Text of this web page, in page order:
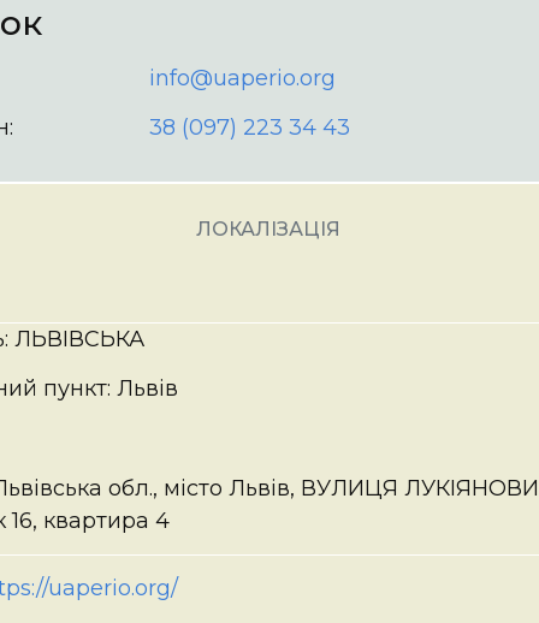
info@uaperio.org
38 (097) 223 34 43
ЛОКАЛІЗАЦІЯ
ЛЬВІВСЬКА
пункт: Львів
обл., місто Львів, ВУЛИЦЯ
16, квартира 4
uaperio.org/